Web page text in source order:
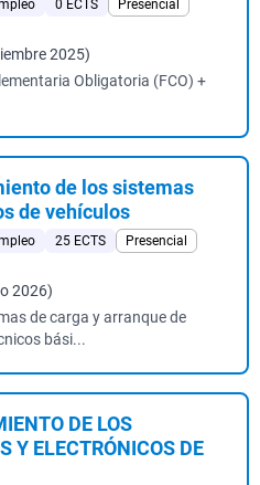
0 ECTS
Presencial
2025)
Obligatoria (FCO) +
de los sistemas
de vehículos
25 ECTS
Presencial
2026)
de carga y arranque de
bási...
DE LOS
Y ELECTRÓNICOS DE